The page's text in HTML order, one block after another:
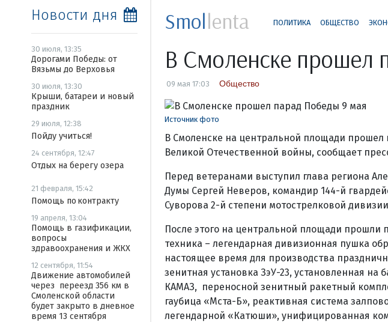
Новости дня
30 июля, 13:35
Дорогами Победы: от
Вязьмы до Верховья
30 июля, 13:30
Крыши, батареи и новый
праздник
29 июля, 12:38
Пойду учиться!
24 сентября, 12:47
Отдых на берегу озера
21 февраля, 15:42
Помощь по контракту
19 апреля, 13:04
Помощь в газификации,
вопросы
здравоохранения и ЖКХ
12 сентября, 11:54
Движение автомобилей
через переезд 356 км в
Смоленской области
будет закрыто в дневное
время 13 сентября
Smollenta ПОЛИТИКА ОБЩЕСТВО
В Смоленске прошел
09 мая 17:03 Общество
Источник фото
В Смоленске на центральной площади
Великой Отечественной войны, сообщает
Перед ветеранами выступил глава региона
Думы Сергей Неверов, командир 144-й
Суворова 2-й степени мотострелковой
После этого на центральной площади
техника – легендарная дивизионная пушка
настоящее время для производства
зенитная установка ЗэУ-23, установленная
КАМАЗ, переносной зенитный ракетный
гаубица «Мста-Б», реактивная система
легендарной «Катюши», унифицированная